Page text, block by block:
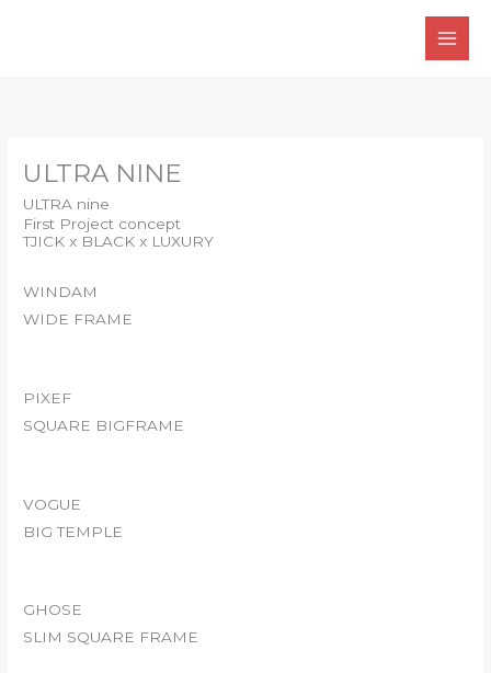
ULTRA NINE
ULTRA nine
First Project concept
TJICK x BLACK x LUXURY
WINDAM
WIDE FRAME
PIXEF
SQUARE BIGFRAME
VOGUE
BIG TEMPLE
GHOSE
SLIM SQUARE FRAME